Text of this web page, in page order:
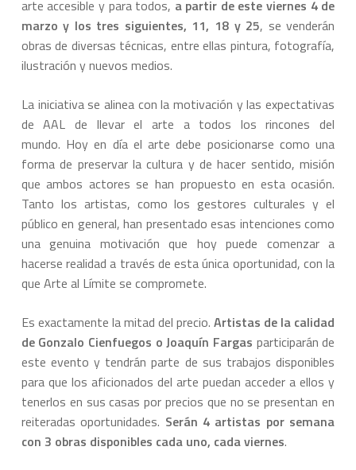
arte accesible y para todos, a partir de este viernes 4 de
marzo y los tres siguientes, 11, 18 y 25, se venderán
obras de diversas técnicas, entre ellas pintura, fotografía,
ilustración y nuevos medios.
La iniciativa se alinea con la motivación y las expectativas
de AAL de llevar el arte a todos los rincones del
mundo. Hoy en día el arte debe posicionarse como una
forma de preservar la cultura y de hacer sentido, misión
que ambos actores se han propuesto en esta ocasión.
Tanto los artistas, como los gestores culturales y el
público en general, han presentado esas intenciones como
una genuina motivación que hoy puede comenzar a
hacerse realidad a través de esta única oportunidad, con la
que Arte al Límite se compromete.
Es exactamente la mitad del precio.Artistas de la calidad
de Gonzalo Cienfuegos o Joaquín Fargas participarán de
este evento y tendrán parte de sus trabajos disponibles
para que los aficionados del arte puedan acceder a ellos y
tenerlos en sus casas por precios que no se presentan en
reiteradas oportunidades. Serán 4 artistas por semana
con 3 obras disponibles cada uno, cada viernes.